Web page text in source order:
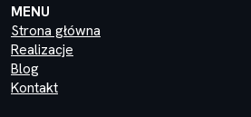
MENU
Strona główna
Realizacje
Blog
Kontakt